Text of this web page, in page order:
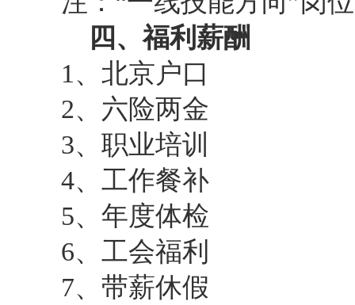
四、福利薪酬
1、北京户口
2、六险两金
3、职业培训
4、工作餐补
5、年度体检
6、工会福利
7、带薪休假